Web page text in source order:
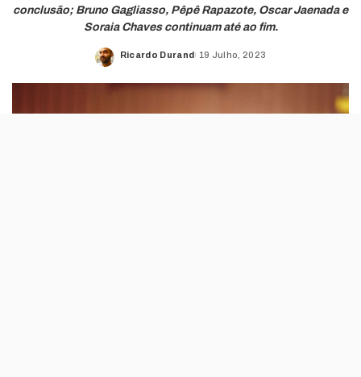
conclusão; Bruno Gagliasso, Pêpê Rapazote, Oscar Jaenada e
Soraia Chaves continuam até ao fim.
Posted
Ricardo Durand 19 Julho, 2023